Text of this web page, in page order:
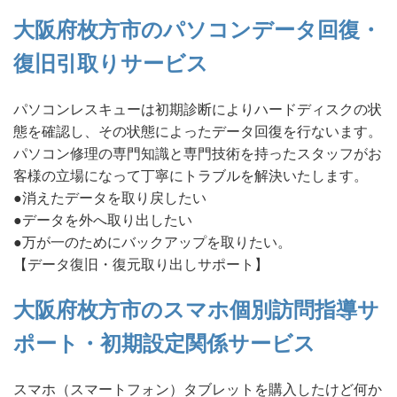
大阪府枚方市のパソコンデータ回復・
復旧引取りサービス
パソコンレスキューは初期診断によりハードディスクの状
態を確認し、その状態によったデータ回復を行ないます。
パソコン修理の専門知識と専門技術を持ったスタッフがお
客様の立場になって丁寧にトラブルを解決いたします。
●消えたデータを取り戻したい
●データを外へ取り出したい
●万が一のためにバックアップを取りたい。
【データ復旧・復元取り出しサポート】
大阪府枚方市のスマホ個別訪問指導サ
ポート・初期設定関係サービス
スマホ（スマートフォン）タブレットを購入したけど何か